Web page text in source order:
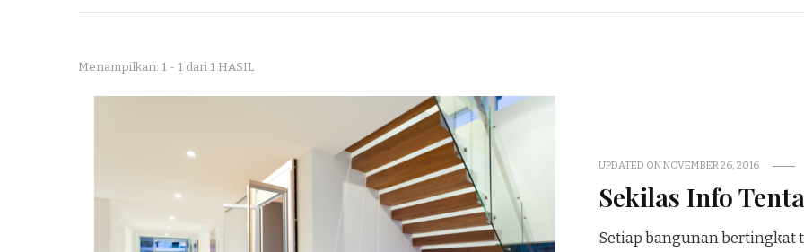
Menampilkan: 1 - 1 dari 1 HASIL
UPDATED ONNOVEMBER 26, 2016
Sekilas Info
Setiap bangunan bertingkat